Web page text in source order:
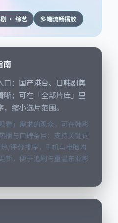
· 综艺 多端流畅播放
南
口：国产港台、日韩剧集
晰；可在「全部片库」里
缩小选片范围。
看」需求的观众，可在韩影
播与口碑条目：支持关键词
/评分排序，手机与电脑均
新，便于追剧与重温东亚影